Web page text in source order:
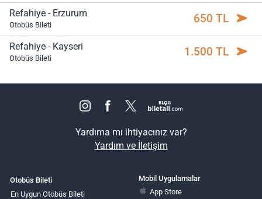
Refahiye - Erzurum
Otobüs Bileti 650 TL
Refahiye - Kayseri
Otobüs Bileti 1.500 TL
Yardıma mı ihtiyacınız var?
Yardım ve İletişim
Otobüs Bileti
En Uygun Otobüs Bileti
Mobil Uygulamalar
App Store